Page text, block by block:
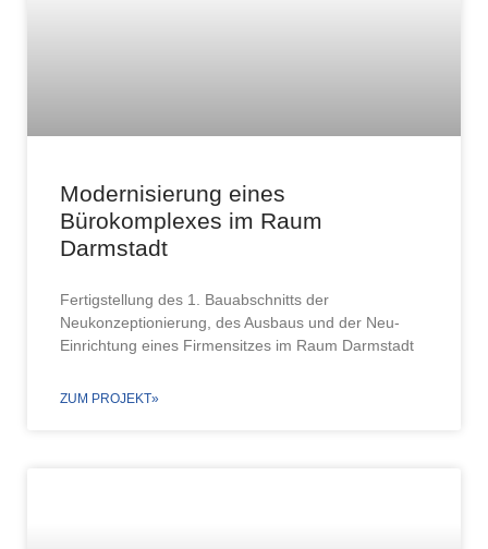
Modernisierung eines
Bürokomplexes im Raum
Darmstadt
Fertigstellung des 1. Bauabschnitts der
Neukonzeptionierung, des Ausbaus und der Neu-
Einrichtung eines Firmensitzes im Raum Darmstadt
ZUM PROJEKT»